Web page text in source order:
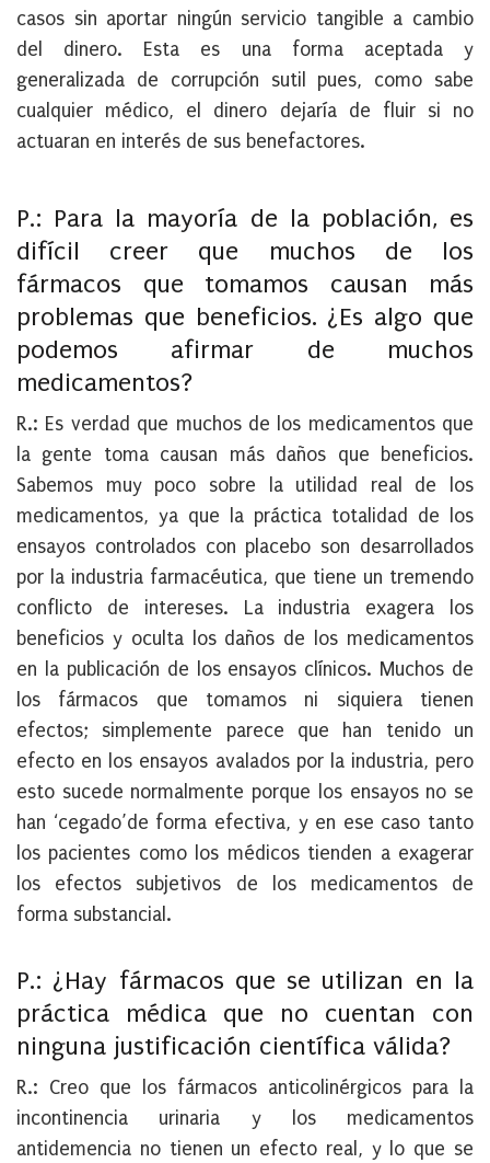
casos sin aportar ningún servicio tangible a cambio
del dinero. Esta es una forma aceptada y
generalizada de corrupción sutil pues, como sabe
cualquier médico, el dinero dejaría de fluir si no
actuaran en interés de sus benefactores.
P.: Para la mayoría de la población, es
difícil creer que muchos de los
fármacos que tomamos causan más
problemas que beneficios. ¿Es algo que
podemos afirmar de muchos
medicamentos?
R.: Es verdad que muchos de los medicamentos que
la gente toma causan más daños que beneficios.
Sabemos muy poco sobre la utilidad real de los
medicamentos, ya que la práctica totalidad de los
ensayos controlados con placebo son desarrollados
por la industria farmacéutica, que tiene un tremendo
conflicto de intereses. La industria exagera los
beneficios y oculta los daños de los medicamentos
en la publicación de los ensayos clínicos. Muchos de
los fármacos que tomamos ni siquiera tienen
efectos; simplemente parece que han tenido un
efecto en los ensayos avalados por la industria, pero
esto sucede normalmente porque los ensayos no se
han ‘cegado’de forma efectiva, y en ese caso tanto
los pacientes como los médicos tienden a exagerar
los efectos subjetivos de los medicamentos de
forma substancial.
P.: ¿Hay fármacos que se utilizan en la
práctica médica que no cuentan con
ninguna justificación científica válida?
R.: Creo que los fármacos anticolinérgicos para la
incontinencia urinaria y los medicamentos
antidemencia no tienen un efecto real, y lo que se